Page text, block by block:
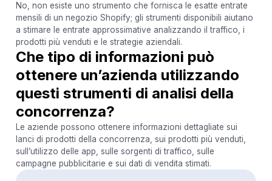
No, non esiste uno strumento che fornisca le esatte entrate
mensili di un negozio Shopify; gli strumenti disponibili aiutano
a stimare le entrate approssimative analizzando il traffico, i
prodotti più venduti e le strategie aziendali.
Che tipo di informazioni può
ottenere un’azienda utilizzando
questi strumenti di analisi della
concorrenza?
Le aziende possono ottenere informazioni dettagliate sui
lanci di prodotti della concorrenza, sui prodotti più venduti,
sull’utilizzo delle app, sulle sorgenti di traffico, sulle
campagne pubblicitarie e sui dati di vendita stimati.